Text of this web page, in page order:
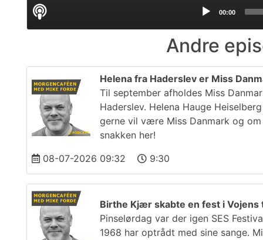
Audio
00:00
Andre
Helena fra Haderslev er Miss
Til september afholdes Miss
Haderslev. Helena Hauge
gerne vil være Miss Danmark og
snakken her!
08-07-2026 09:32
9:30
Birthe Kjær skabte en fest i Vojens
Pinselørdag var der igen SES
1968 har optrådt med sine sange.